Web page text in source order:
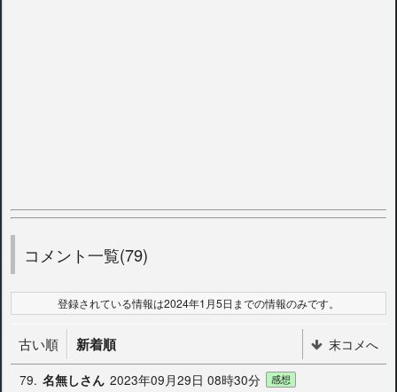
コメント一覧(79)
登録されている情報は2024年1月5日までの情報のみです。
古い順 新着順
末コメへ
79. 名無しさん 2023年09月29日 08時30分 感想